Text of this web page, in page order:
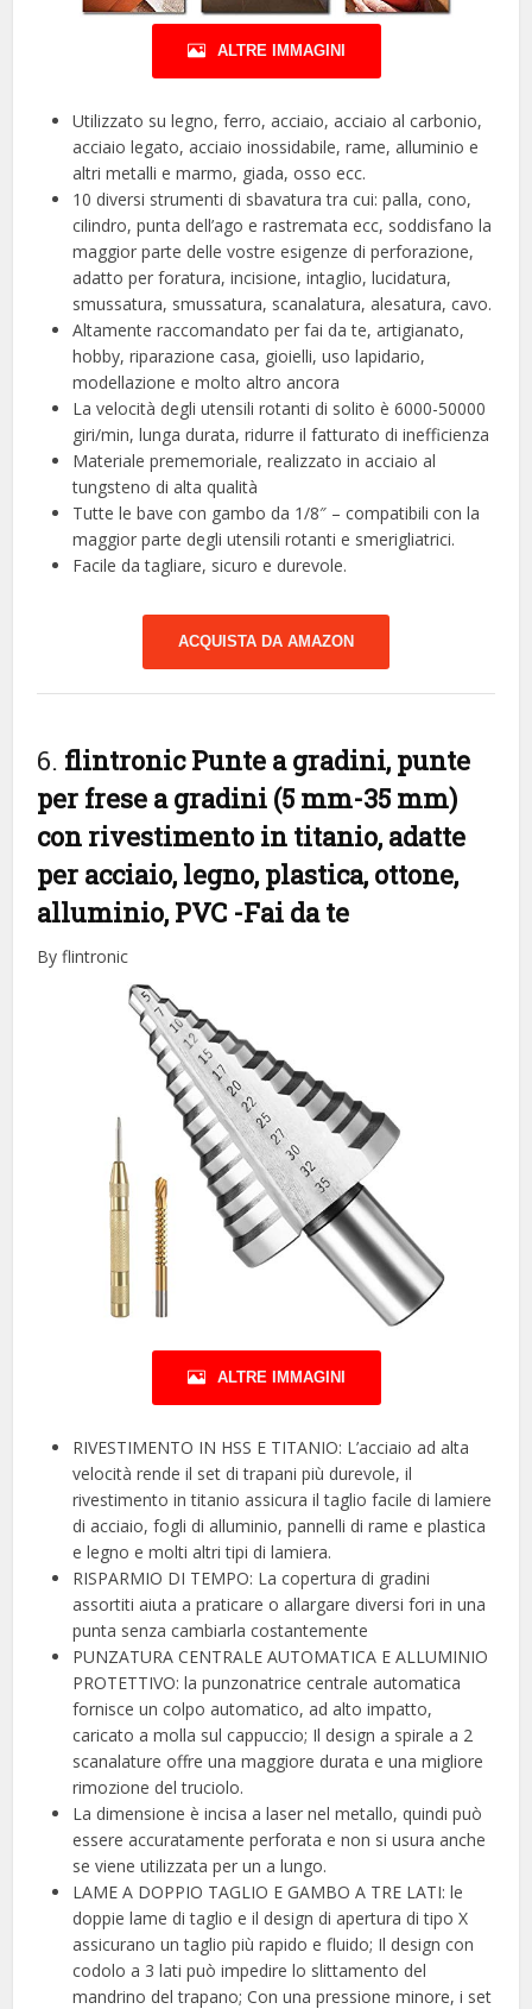
ALTRE IMMAGINI
Utilizzato su legno, ferro, acciaio, acciaio al carbonio,
acciaio legato, acciaio inossidabile, rame, alluminio e
altri metalli e marmo, giada, osso ecc.
10 diversi strumenti di sbavatura tra cui: palla, cono,
cilindro, punta dell’ago e rastremata ecc, soddisfano la
maggior parte delle vostre esigenze di perforazione,
adatto per foratura, incisione, intaglio, lucidatura,
smussatura, smussatura, scanalatura, alesatura, cavo.
Altamente raccomandato per fai da te, artigianato,
hobby, riparazione casa, gioielli, uso lapidario,
modellazione e molto altro ancora
La velocità degli utensili rotanti di solito è 6000-50000
giri/min, lunga durata, ridurre il fatturato di inefficienza
Materiale prememoriale, realizzato in acciaio al
tungsteno di alta qualità
Tutte le bave con gambo da 1/8″ – compatibili con la
maggior parte degli utensili rotanti e smerigliatrici.
Facile da tagliare, sicuro e durevole.
ACQUISTA DA AMAZON
6. flintronic Punte a gradini, punte
per frese a gradini (5 mm-35 mm)
con rivestimento in titanio, adatte
per acciaio, legno, plastica, ottone,
alluminio, PVC -Fai da te
By flintronic
ALTRE IMMAGINI
RIVESTIMENTO IN HSS E TITANIO: L’acciaio ad alta
velocità rende il set di trapani più durevole, il
rivestimento in titanio assicura il taglio facile di lamiere
di acciaio, fogli di alluminio, pannelli di rame e plastica
e legno e molti altri tipi di lamiera.
RISPARMIO DI TEMPO: La copertura di gradini
assortiti aiuta a praticare o allargare diversi fori in una
punta senza cambiarla costantemente
PUNZATURA CENTRALE AUTOMATICA E ALLUMINIO
PROTETTIVO: la punzonatrice centrale automatica
fornisce un colpo automatico, ad alto impatto,
caricato a molla sul cappuccio; Il design a spirale a 2
scanalature offre una maggiore durata e una migliore
rimozione del truciolo.
La dimensione è incisa a laser nel metallo, quindi può
essere accuratamente perforata e non si usura anche
se viene utilizzata per un a lungo.
LAME A DOPPIO TAGLIO E GAMBO A TRE LATI: le
doppie lame di taglio e il design di apertura di tipo X
assicurano un taglio più rapido e fluido; Il design con
codolo a 3 lati può impedire lo slittamento del
mandrino del trapano; Con una pressione minore, i set